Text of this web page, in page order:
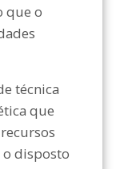
que o
técnica
que
o disposto